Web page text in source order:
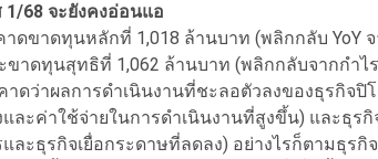
1/68 จะยังคงอ่อนแอ
าดขาดทุนหลักที่ 1,018 ล้านบาท (พลิกกลับ YoY
ขาดทุนสุทธิที่ 1,062 ล้านบาท (พลิกกลับจากกำไ
ดว่าผลการดำเนินงานที่ชะลอตัวลงของธุรกิจปิโ
ละค่าใช้จ่ายในการดำเนินงานที่สูงขึ้น) และธุร
ะธุรกิจเยื่อกระดาษที่ลดลง) อย่างไรก็ตามธุรกิ